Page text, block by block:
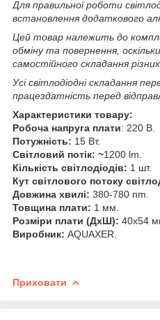
Для правильної роботи
встановлення додаткового
Цей товар належить до
обміну та повернення,
самостійного складання
Усі світлодіодні складання
працездатність перед
Характеристики товару:
Робоча напруга плати: 220 В.
Потужність: 15 Вт.
Світловий потік: ~1200 lm.
Кількість світлодіодів: 1 шт.
Кут світлового потоку
Довжина хвилі: 380-780 nm.
Товщина плати: 1 мм.
Розміри плати (ДхШ): 40х54
Виробник: AQUAXER.
Приховати